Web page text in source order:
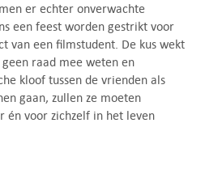
er echter onverwachte
een feest worden gestrikt voor
van een filmstudent. De kus wekt
raad mee weten en
kloof tussen de vrienden als
gaan, zullen ze moeten
én voor zichzelf in het leven